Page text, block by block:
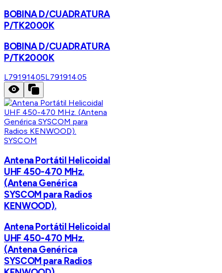
BOBINA D/CUADRATURA
P/TK2000K
BOBINA D/CUADRATURA
P/TK2000K
L79191405L79191405
SYSCOM
Antena Portátil Helicoidal
UHF 450-470 MHz.
(Antena Genérica
SYSCOM para Radios
KENWOOD).
Antena Portátil Helicoidal
UHF 450-470 MHz.
(Antena Genérica
SYSCOM para Radios